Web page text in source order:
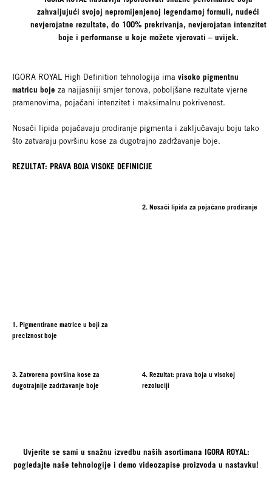
zahvaljujući svojoj nepromijenjenoj legendarnoj formuli, nudeći
nevjerojatne rezultate, do 100% prekrivanja, nevjerojatan intenzitet
boje i performanse u koje možete vjerovati – uvijek.
IGORA ROYAL High Definition tehnologija ima visoko pigmentnu
matricu boje za najjasniji smjer tonova, poboljšane rezultate vjerne
pramenovima, pojačani intenzitet i maksimalnu pokrivenost.
Nosači lipida pojačavaju prodiranje pigmenta i zaključavaju boju tako
što zatvaraju površinu kose za dugotrajno zadržavanje boje.
REZULTAT: PRAVA BOJA VISOKE DEFINICIJE
1. Pigmentirane matrice u boji za
preciznost boje
2. Nosači lipida za pojačano prodiranje
3. Zatvorena površina kose za
dugotrajnije zadržavanje boje
4. Rezultat: prava boja u visokoj
rezoluciji
Uvjerite se sami u snažnu izvedbu naših asortimana IGORA ROYAL:
pogledajte naše tehnologije i demo videozapise proizvoda u nastavku!